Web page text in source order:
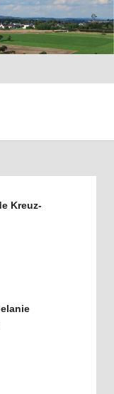
Kreuz-